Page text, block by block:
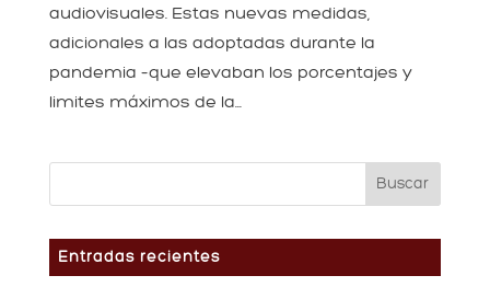
audiovisuales. Estas nuevas medidas,
adicionales a las adoptadas durante la
pandemia –que elevaban los porcentajes y
limites máximos de la...
Entradas recientes